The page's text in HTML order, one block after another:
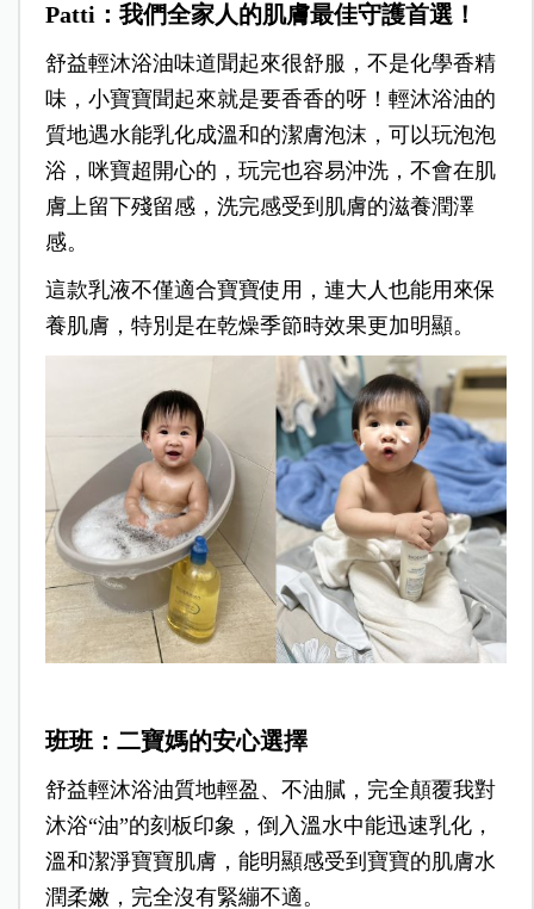
Patti：我們全家人的肌膚最佳守護首選！
舒益輕沐浴油味道聞起來很舒服，不是化學香精
味，小寶寶聞起來就是要香香的呀！輕沐浴油的
質地遇水能乳化成溫和的潔膚泡沫，可以玩泡泡
浴，咪寶超開心的，玩完也容易沖洗，不會在肌
膚上留下殘留感，洗完感受到肌膚的滋養潤澤
感。
這款乳液不僅適合寶寶使用，連大人也能用來保
養肌膚，特別是在乾燥季節時效果更加明顯。
班班：二寶媽的安心選擇
舒益輕沐浴油質地輕盈、不油膩，完全顛覆我對
沐浴“油”的刻板印象，倒入溫水中能迅速乳化，
溫和潔淨寶寶肌膚，能明顯感受到寶寶的肌膚水
潤柔嫩，完全沒有緊繃不適。